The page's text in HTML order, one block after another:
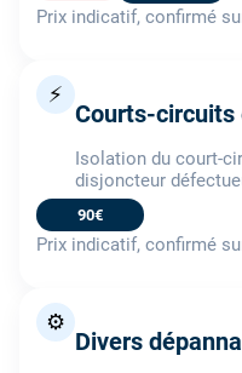
Prix indicatif, confirmé
⚡
Courts-circuits
Isolation du court-
disjoncteur
90€
Prix indicatif, confirmé
⚙️
Divers